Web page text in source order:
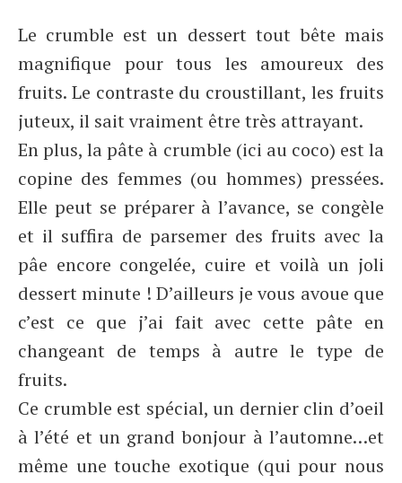
Le crumble est un dessert tout bête mais
magnifique pour tous les amoureux des
fruits. Le contraste du croustillant, les fruits
juteux, il sait vraiment être très attrayant.
En plus, la pâte à crumble (ici au coco) est la
copine des femmes (ou hommes) pressées.
Elle peut se préparer à l’avance, se congèle
et il suffira de parsemer des fruits avec la
pâe encore congelée, cuire et voilà un joli
dessert minute ! D’ailleurs je vous avoue que
c’est ce que j’ai fait avec cette pâte en
changeant de temps à autre le type de
fruits.
Ce crumble est spécial, un dernier clin d’oeil
à l’été et un grand bonjour à l’automne…et
même une touche exotique (qui pour nous